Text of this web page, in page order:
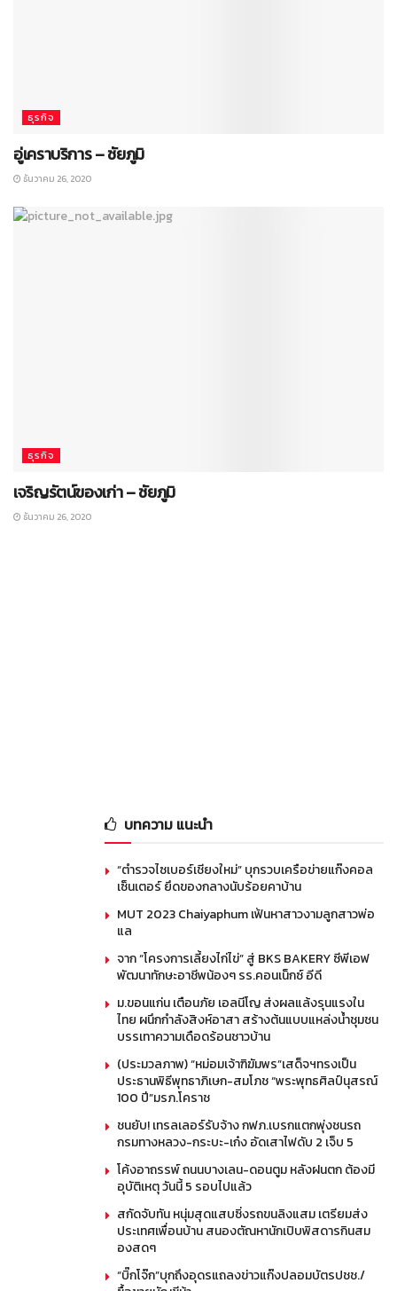
ธุรกิจ
อู่เคราบริการ – ชัยภูมิ
ธันวาคม 26, 2020
ธุรกิจ
เจริญรัตน์ของเก่า – ชัยภูมิ
ธันวาคม 26, 2020
บทความ แนะนำ
“ตำรวจไซเบอร์เชียงใหม่” บุกรวบเครือข่ายแก๊งคอล
เซ็นเตอร์ ยึดของกลางนับร้อยคาบ้าน
MUT 2023 Chaiyaphum เฟ้นหาสาวงามลูกสาวพ่อ
แล
จาก “โครงการเลี้ยงไก่ไข่” สู่ BKS BAKERY ซีพีเอฟ
พัฒนาทักษะอาชีพน้องๆ รร.คอนเน็กซ์ อีดี
ม.ขอนแก่น เตือนภัย เอลนีโญ ส่งผลแล้งรุนแรงใน
ไทย ผนึกกำลังสิงห์อาสา สร้างต้นแบบแหล่งน้ำชุมชน
บรรเทาความเดือดร้อนชาวบ้าน
(ประมวลภาพ) “หม่อมเจ้าฑิฆัมพร”เสด็จฯทรงเป็น
ประธานพิธีพุทธาภิเษก-สมโภช “พระพุทธศิลป์นุสรณ์
100 ปี”มรภ.โคราช
ชนยับ! เทรลเลอร์รับจ้าง กฟภ.เบรกแตกพุ่งชนรถ
กรมทางหลวง-กระบะ-เก๋ง อัดเสาไฟดับ 2 เจ็บ 5
โค้งอาถรรพ์ ถนนบางเลน-ดอนตูม หลังฝนตก ต้องมี
อุบัติเหตุ วันนี้ 5 รอบไปแล้ว
สกัดจับทัน หนุ่มสุดแสบซิ่งรถขนลิงแสม เตรียมส่ง
ประเทศเพื่อนบ้าน สนองตัณหานักเปิบพิสดารกินสม
องสดๆ
“บิ๊กโจ๊ก”บุกถึงอุดรแถลงข่าวแก๊งปลอมบัตรปชช./